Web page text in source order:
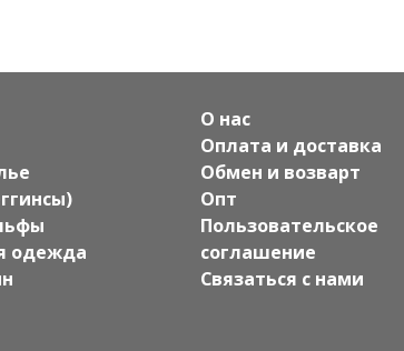
одежда
О нас
Оплата и доставка
Обмен и возварт
Опт
Пользовательское
соглашение
Связаться с нами